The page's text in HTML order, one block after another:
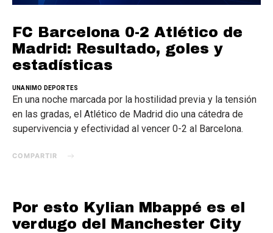
FC Barcelona 0-2 Atlético de
Madrid: Resultado, goles y
estadísticas
UNANIMO DEPORTES
En una noche marcada por la hostilidad previa y la tensión
en las gradas, el Atlético de Madrid dio una cátedra de
supervivencia y efectividad al vencer 0-2 al Barcelona.
COMPARTIR
Por esto Kylian Mbappé es el
verdugo del Manchester City